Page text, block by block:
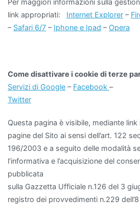
Per maggiori informazioni sulla
link appropriati: Internet Explorer –
– Safari 6/7 – Iphone e Ipad – Opera
Come disattivare i cookie di terze
Servizi di Google – Facebook –
Twitter
Questa pagina è visibile, mediante
pagine del Sito ai sensi dell’art. 122
196/2003 e a seguito delle modalità
l’informativa e l’acquisizione del
pubblicata
sulla Gazzetta Ufficiale n.126 del 3
registro dei provvedimenti n.229